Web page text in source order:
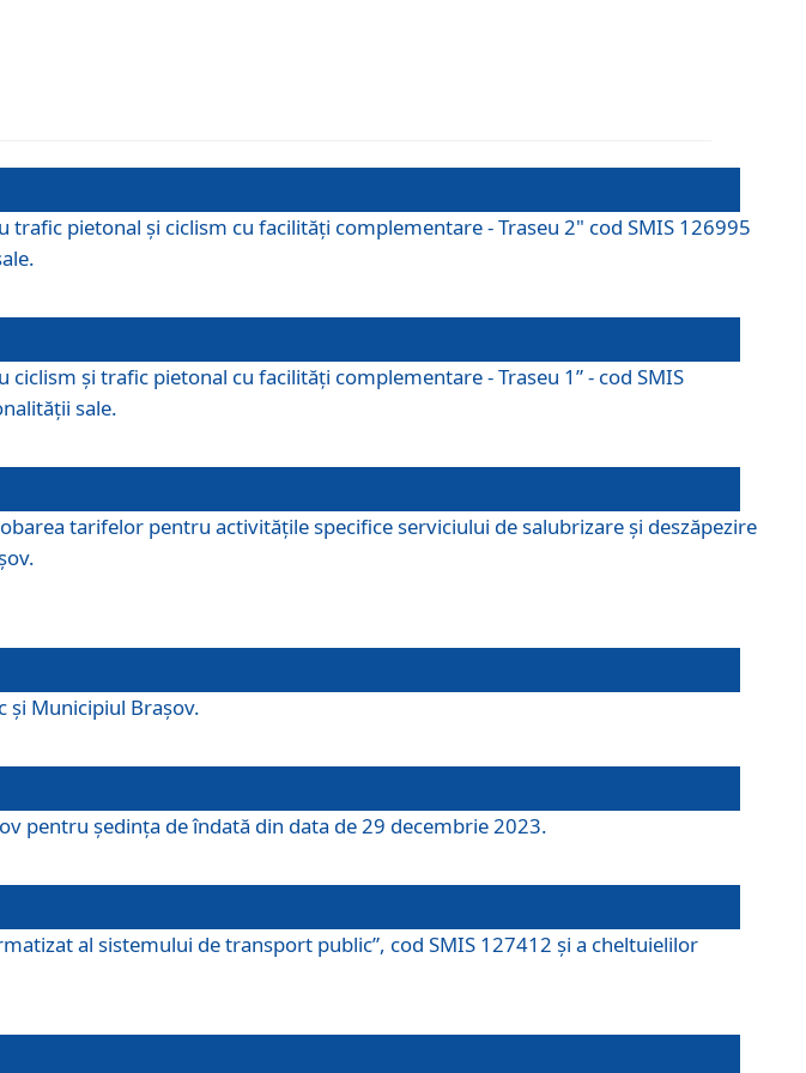
pietonal și ciclism cu facilități complementare - Traseu 2" cod SMIS 126995
şi trafic pietonal cu facilităţi complementare - Traseu 1” - cod SMIS
sale.
tarifelor pentru activitățile specifice serviciului de salubrizare și deszăpezire
și Municipiul Brașov.
pentru ședința de îndată din data de 29 decembrie 2023.
al sistemului de transport public”, cod SMIS 127412 și a cheltuielilor